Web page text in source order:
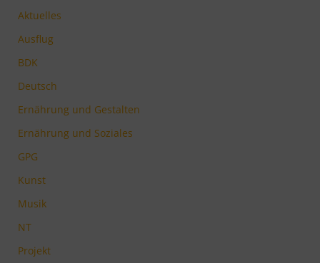
Aktuelles
Ausflug
BDK
Deutsch
Ernährung und Gestalten
Ernährung und Soziales
GPG
Kunst
Musik
NT
Projekt